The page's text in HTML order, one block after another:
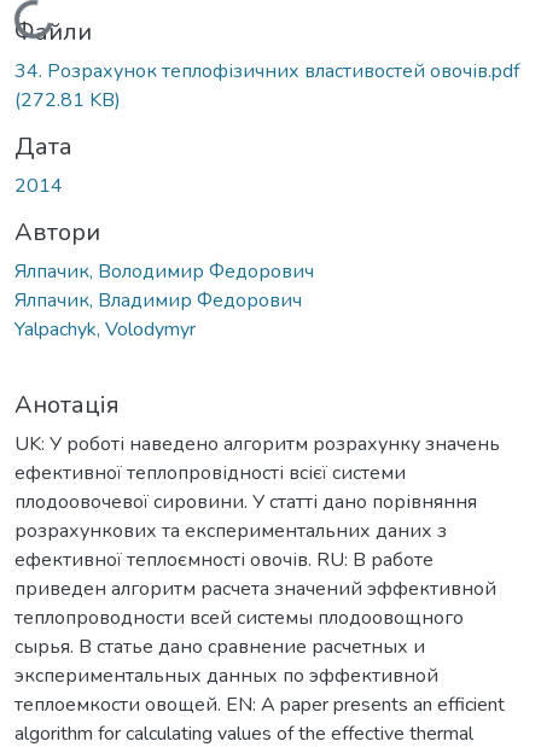
Вантажиться...
Файли
34. Розрахунок теплофізичних властивостей овочів.pdf
(272.81 KB)
Дата
2014
Автори
Ялпачик, Володимир Федорович
Ялпачик, Владимир Федорович
Yalpachyk, Volodymyr
Анотація
UK: У роботі наведено алгоритм розрахунку значень
ефективної теплопровідності всієї системи
плодоовочевої сировини. У статті дано порівняння
розрахункових та експериментальних даних з
ефективної теплоємності овочів. RU: В работе
приведен алгоритм расчета значений эффективной
теплопроводности всей системы плодоовощного
сырья. В статье дано сравнение расчетных и
экспериментальных данных по эффективной
теплоемкости овощей. EN: A paper presents an efficient
algorithm for calculating values of the effective thermal